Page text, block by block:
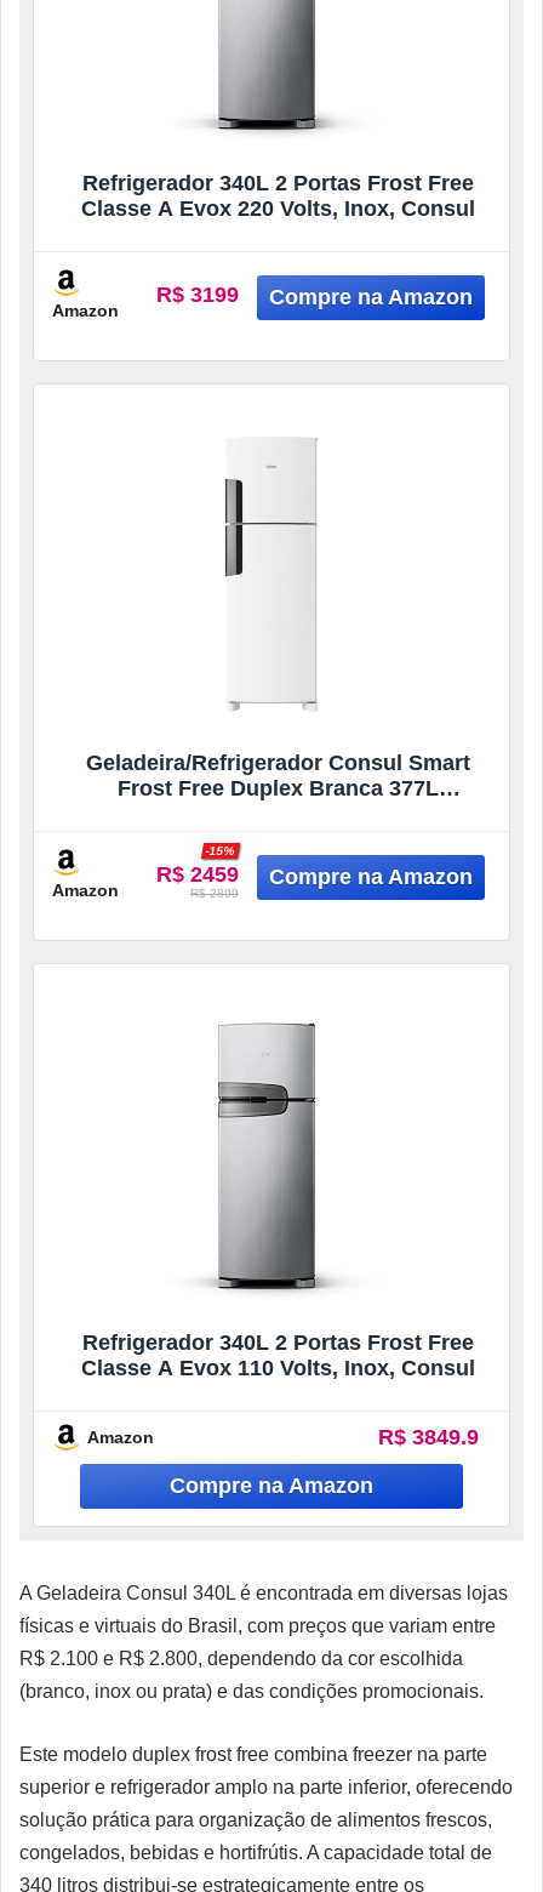
Refrigerador 340L 2 Portas Frost Free
Classe A Evox 220 Volts, Inox, Consul
Amazon
R$ 3199
Geladeira/Refrigerador Consul Smart
Frost Free Duplex Branca 377L
Amazon
R$ 2459
-15%
R$ 2899
Refrigerador 340L 2 Portas Frost Free
Classe A Evox 110 Volts, Inox, Consul
Amazon R$ 3849.9
A Geladeira Consul 340L é encontrada em diversas lojas
físicas e virtuais do Brasil, com preços que variam entre
R$ 2.100 e R$ 2.800, dependendo da cor escolhida
(branco, inox ou prata) e das condições promocionais.
Este modelo duplex frost free combina freezer na parte
superior e refrigerador amplo na parte inferior, oferecendo
solução prática para organização de alimentos frescos,
congelados, bebidas e hortifrútis. A capacidade total de
340 litros distribui-se estrategicamente entre os